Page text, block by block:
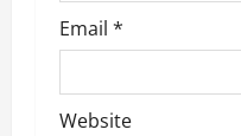
Email *
Website